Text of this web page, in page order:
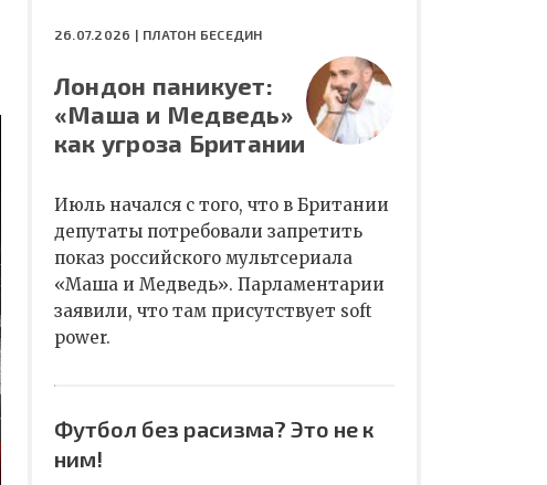
26.07.2026 | ПЛАТОН БЕСЕДИН
Лондон паникует:
«Маша и Медведь»
как угроза Британии
Июль начался с того, что в Британии
депутаты потребовали запретить
показ российского мультсериала
«Маша и Медведь». Парламентарии
заявили, что там присутствует soft
power.
Футбол без расизма? Это не к
ним!